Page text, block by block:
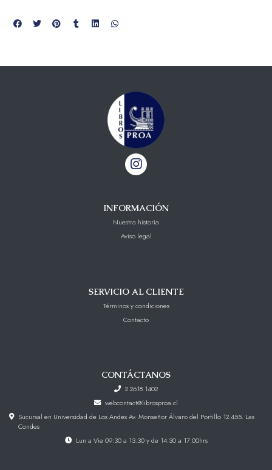
INFORMACIÓN
Nuestra historia
Aviso legal
SERVICIO AL CLIENTE
Términos y condiciones
Contacto
CONTÁCTANOS
2 2618 1402
webcontact@librosproa.cl
Sucursal en Universidad de Los Andes Av. Monseñor Álvaro del Portillo 12.455. Las
Condes
Lun a Vie 09:30 a 13:30 y de 14:30 a 17:00hrs